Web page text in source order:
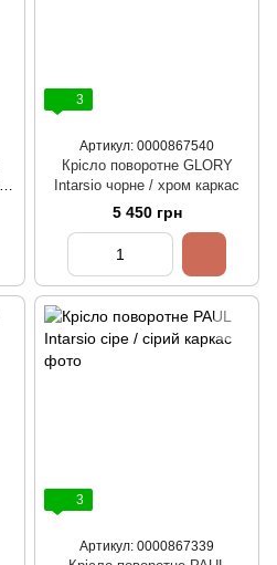
3
Артикул: 0000867540
Крісло поворотне GLORY
Intarsio чорне / хром каркас
5 450 грн
3
Артикул: 0000867339